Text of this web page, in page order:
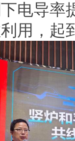
电导率
用，起